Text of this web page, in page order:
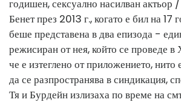
годишен, сексуално насилван
Бенет през 2013 г., когато е бил на 17
беше представена в два епизода -
режисиран от нея, който се проведе
че е изтеглено от приложението, нито
да се разпространява в синдикация,
Тя и Бурдейн излизаха по време на